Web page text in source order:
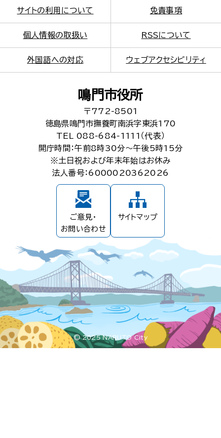
サイトの利用について 免責事項
個人情報の取扱い RSSについて
外国語への対応 ウェブアクセシビリティ
鳴門市役所
〒772-8501
徳島県鳴門市撫養町南浜字東浜170
TEL 088-684-1111（代表）
開庁時間：午前8時30分～午後5時15分
※土日祝および年末年始はお休み
法人番号：6000020362026
ご意見・
お問い合わせ
サイトマップ
© 2025 NARUTO City